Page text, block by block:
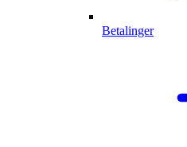
Betalinger